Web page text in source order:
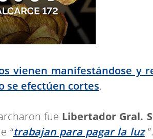
vienen manifestándose y
se efectúen cortes.
fue Libertador Gral.
“trabajan para pagar la luz”.